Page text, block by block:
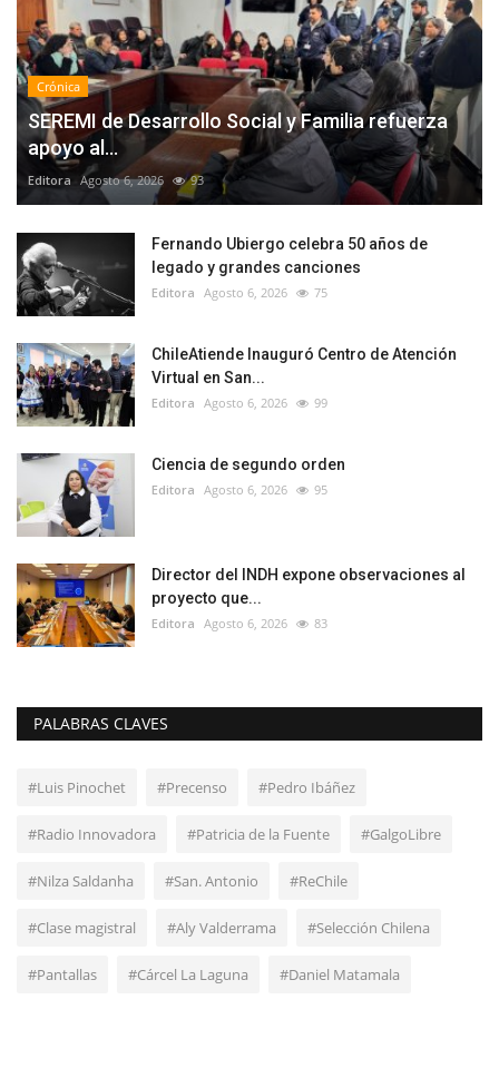
Crónica
SEREMI de Desarrollo Social y Familia refuerza
apoyo al...
Editora Agosto 6, 2026 93
Fernando Ubiergo celebra 50 años de
legado y grandes canciones
Editora Agosto 6, 2026 75
ChileAtiende Inauguró Centro de Atención
Virtual en San...
Editora Agosto 6, 2026 99
Ciencia de segundo orden
Editora Agosto 6, 2026 95
Director del INDH expone observaciones al
proyecto que...
Editora Agosto 6, 2026 83
PALABRAS CLAVES
#Luis Pinochet #Precenso #Pedro Ibáñez
#Radio Innovadora #Patricia de la Fuente #GalgoLibre
#Nilza Saldanha #San. Antonio #ReChile
#Clase magistral #Aly Valderrama #Selección Chilena
#Pantallas #Cárcel La Laguna #Daniel Matamala